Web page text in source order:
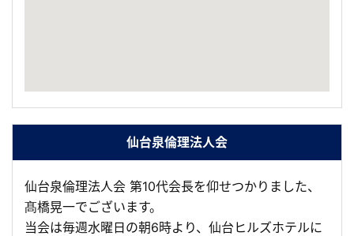
仙台泉倫理法人会
仙台泉倫理法人会 第10代会長を仰せつかりました、
髙橋晃一でございます。
当会は毎週水曜日の朝6時より、仙台ヒルズホテルに